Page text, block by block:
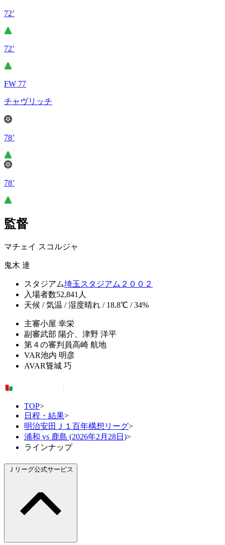
72’
72’
FW 77
チャヴリッチ
78’
78’
監督
マチェイ スコルジャ
鬼木 達
スタジアム埼玉スタジアム２００２
入場者数52,841人
天候 / 気温 / 湿度晴れ / 18.8℃ / 34%
主審小屋 幸栄
副審武部 陽介、津野 洋平
第４の審判員高崎 航地
VAR池内 明彦
AVAR聳城 巧
TOP>
日程・結果>
明治安田Ｊ１百年構想リーグ>
浦和 vs 鹿島 (2026年2月28日)>
ラインナップ
Ｊリーグ公式サービス